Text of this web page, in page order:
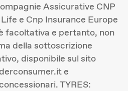
Assicurative CNP
e Cnp Insurance Europe
facoltativa e pertanto, non
della sottoscrizione
disponibile sul sito
e
TYRES: